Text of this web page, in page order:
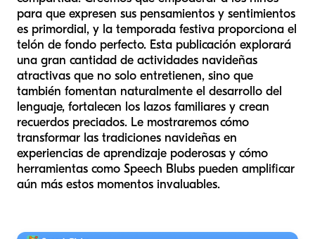
para que expresen sus pensamientos y sentimientos
es primordial, y la temporada festiva proporciona el
telón de fondo perfecto. Esta publicación explorará
una gran cantidad de actividades navideñas
atractivas que no solo entretienen, sino que
también fomentan naturalmente el desarrollo del
lenguaje, fortalecen los lazos familiares y crean
recuerdos preciados. Le mostraremos cómo
transformar las tradiciones navideñas en
experiencias de aprendizaje poderosas y cómo
herramientas como Speech Blubs pueden amplificar
aún más estos momentos invaluables.